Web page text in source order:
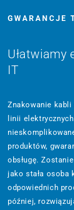
GWARANCJE
Ułatwiamy
IT
Znakowanie kabli
linii
produktów,
obsługę.
jako stała osoba
odpowiednich
później,